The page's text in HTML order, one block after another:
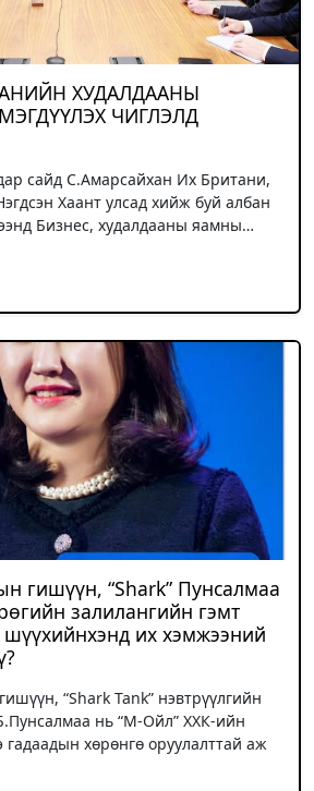
ХУДАЛДААНЫ
ЧИГЛЭЛД
сайд С.Амарсайхан Их Британи,
Хаант улсад хийж буй албан
Бизнес, худалдааны яамны…
гишүүн, “Shark” Пунсалмаа
залилангийн гэмт
шүүхийнхэнд их хэмжээний
“Shark Tank” нэвтрүүлгийн
нь “М-Ойл” ХХК-ийн
гадаадын хөрөнгө оруулалттай аж